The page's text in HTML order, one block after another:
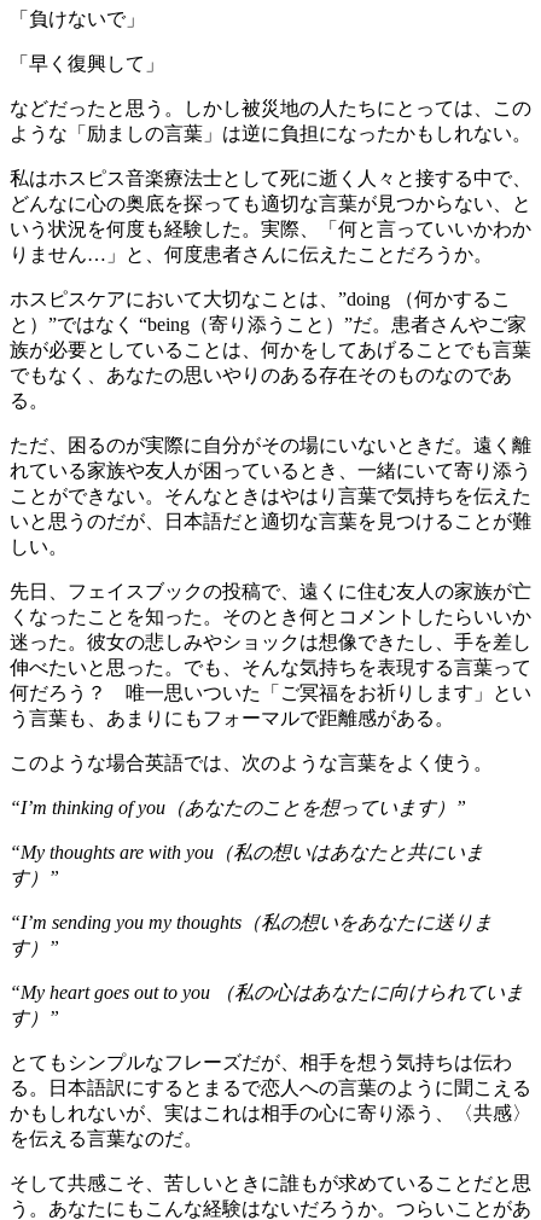
「負けないで」
「早く復興して」
などだったと思う。しかし被災地の人たちにとっては、この
ような「励ましの言葉」は逆に負担になったかもしれない。
私はホスピス音楽療法士として死に逝く人々と接する中で、
どんなに心の奥底を探っても適切な言葉が見つからない、と
いう状況を何度も経験した。実際、「何と言っていいかわか
りません…」と、何度患者さんに伝えたことだろうか。
ホスピスケアにおいて大切なことは、”doing （何かするこ
と）”ではなく “being（寄り添うこと）”だ。患者さんやご家
族が必要としていることは、何かをしてあげることでも言葉
でもなく、あなたの思いやりのある存在そのものなのであ
る。
ただ、困るのが実際に自分がその場にいないときだ。遠く離
れている家族や友人が困っているとき、一緒にいて寄り添う
ことができない。そんなときはやはり言葉で気持ちを伝えた
いと思うのだが、日本語だと適切な言葉を見つけることが難
しい。
先日、フェイスブックの投稿で、遠くに住む友人の家族が亡
くなったことを知った。そのとき何とコメントしたらいいか
迷った。彼女の悲しみやショックは想像できたし、手を差し
伸べたいと思った。でも、そんな気持ちを表現する言葉って
何だろう？ 唯一思いついた「ご冥福をお祈りします」とい
う言葉も、あまりにもフォーマルで距離感がある。
このような場合英語では、次のような言葉をよく使う。
“I’m thinking of you（あなたのことを想っています）”
“My thoughts are with you（私の想いはあなたと共にいま
す）”
“I’m sending you my thoughts（私の想いをあなたに送りま
す）”
“My heart goes out to you （私の心はあなたに向けられていま
す）”
とてもシンプルなフレーズだが、相手を想う気持ちは伝わ
る。日本語訳にするとまるで恋人への言葉のように聞こえる
かもしれないが、実はこれは相手の心に寄り添う、〈共感〉
を伝える言葉なのだ。
そして共感こそ、苦しいときに誰もが求めていることだと思
う。あなたにもこんな経験はないだろうか。つらいことがあ